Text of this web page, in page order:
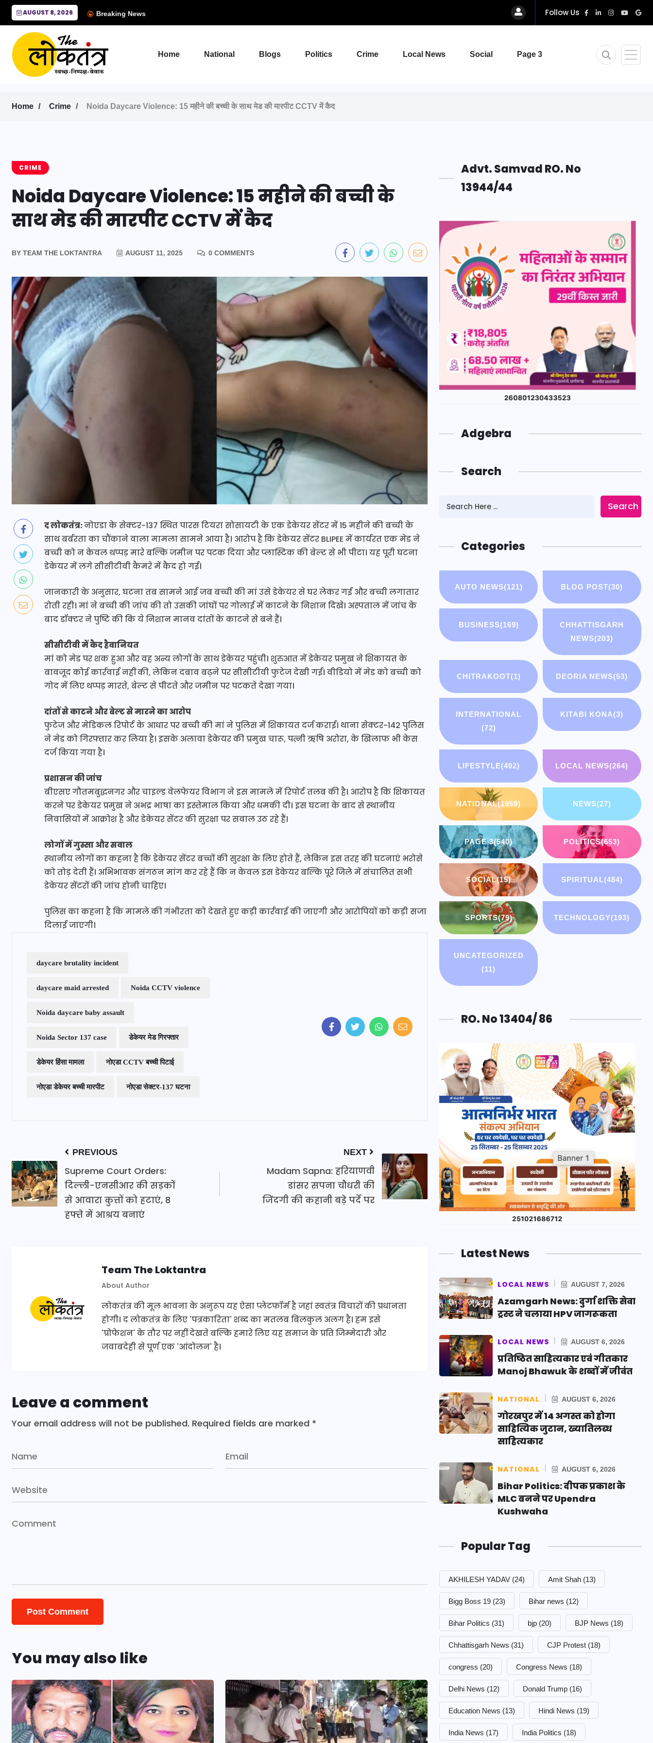
AUGUST 8, 2026 Breaking News Follow Us
Home National Blogs Politics Crime Local News Social Page 3
Home Crime Noida Daycare Violence: 15 महीने की बच्ची के साथ मेड की मारपीट CCTV में कैद
CRIME
Noida Daycare Violence: 15 महीने की बच्ची के
साथ मेड की मारपीट CCTV में कैद
BY TEAM THE LOKTANTRA AUGUST 11, 2025 0 COMMENTS
द लोकतंत्र:नोएडा के सेक्टर-137 स्थित पारस टियरा सोसायटी के एक डेकेयर सेंटर में 15 महीने की बच्ची के
साथ बर्बरता का चौंकाने वाला मामला सामने आया है। आरोप है कि डेकेयर सेंटर BLIPEE में कार्यरत एक मेड ने
बच्ची को न केवल थप्पड़ मारे बल्कि जमीन पर पटक दिया और प्लास्टिक की बेल्ट से भी पीटा। यह पूरी घटना
डेकेयर में लगे सीसीटीवी कैमरे में कैद हो गई।
जानकारी के अनुसार, घटना तब सामने आई जब बच्ची की मां उसे डेकेयर से घर लेकर गई और बच्ची लगातार
रोती रही। मां ने बच्ची की जांच की तो उसकी जांघों पर गोलाई में काटने के निशान दिखे। अस्पताल में जांच के
बाद डॉक्टर ने पुष्टि की कि ये निशान मानव दांतों के काटने से बने हैं।
सीसीटीवी में कैद हैवानियत
मां को मेड पर शक हुआ और वह अन्य लोगों के साथ डेकेयर पहुंची। शुरुआत में डेकेयर प्रमुख ने शिकायत के
बावजूद कोई कार्रवाई नहीं की, लेकिन दबाव बढ़ने पर सीसीटीवी फुटेज देखी गई। वीडियो में मेड को बच्ची को
गोद में लिए थप्पड़ मारते, बेल्ट से पीटते और जमीन पर पटकते देखा गया।
दांतों से काटने और बेल्ट से मारने का आरोप
फुटेज और मेडिकल रिपोर्ट के आधार पर बच्ची की मां ने पुलिस में शिकायत दर्ज कराई। थाना सेक्टर-142 पुलिस
ने मेड को गिरफ्तार कर लिया है। इसके अलावा डेकेयर की प्रमुख चारू, पत्नी ऋषि अरोरा, के खिलाफ भी केस
दर्ज किया गया है।
प्रशासन की जांच
बीएसए गौतमबुद्धनगर और चाइल्ड वेलफेयर विभाग ने इस मामले में रिपोर्ट तलब की है। आरोप है कि शिकायत
करने पर डेकेयर प्रमुख ने अभद्र भाषा का इस्तेमाल किया और धमकी दी। इस घटना के बाद से स्थानीय
निवासियों में आक्रोश है और डेकेयर सेंटर की सुरक्षा पर सवाल उठ रहे हैं।
लोगों में गुस्सा और सवाल
स्थानीय लोगों का कहना है कि डेकेयर सेंटर बच्चों की सुरक्षा के लिए होते हैं, लेकिन इस तरह की घटनाएं भरोसे
को तोड़ देती हैं। अभिभावक संगठन मांग कर रहे हैं कि न केवल इस डेकेयर बल्कि पूरे जिले में संचालित सभी
डेकेयर सेंटरों की जांच होनी चाहिए।
पुलिस का कहना है कि मामले की गंभीरता को देखते हुए कड़ी कार्रवाई की जाएगी और आरोपियों को कड़ी सजा
दिलाई जाएगी।
daycare brutality incident
daycare maid arrested Noida CCTV violence
Noida daycare baby assault
Noida Sector 137 case डेकेयर मेड गिरफ्तार
डेकेयर हिंसा मामला नोएडा CCTV बच्ची पिटाई
नोएडा डेकेयर बच्ची मारपीट नोएडा सेक्टर-137 घटना
PREVIOUS
Supreme Court Orders:
दिल्ली-एनसीआर की सड़कों
से आवारा कुत्तों को हटाएं, 8
हफ्ते में आश्रय बनाएं
NEXT
Madam Sapna: हरियाणवी
डांसर सपना चौधरी की
जिंदगी की कहानी बड़े पर्दे पर
Team The Loktantra
About Author
लोकतंत्र की मूल भावना के अनुरूप यह ऐसा प्लेटफॉर्म है जहां स्वतंत्र विचारों की प्रधानता
होगी। द लोकतंत्र के लिए 'पत्रकारिता' शब्द का मतलब बिलकुल अलग है। हम इसे
'प्रोफेशन' के तौर पर नहीं देखते बल्कि हमारे लिए यह समाज के प्रति जिम्मेदारी और
जवाबदेही से पूर्ण एक 'आंदोलन' है।
Leave a comment
Your email address will not be published. Required fields are marked *
You may also like
Advt. Samvad RO. No
13944/44
Adgebra
Search
Search
Categories
AUTO NEWS(121) BLOG POST(30)
BUSINESS(169)
CHHATTISGARH
NEWS(203)
CHITRAKOOT(1) DEORIA NEWS(53)
INTERNATIONAL
(72)
KITABI KONA(3)
LIFESTYLE(492) LOCAL NEWS(264)
NATIONAL(1959) NEWS(27)
PAGE 3(540) POLITICS(653)
SOCIAL(15) SPIRITUAL(484)
SPORTS(79) TECHNOLOGY(193)
UNCATEGORIZED
(11)
RO. No 13404/ 86
Latest News
LOCAL NEWS AUGUST 7, 2026
Azamgarh News: दुर्गा शक्ति सेवा
ट्रस्ट ने चलाया HPV जागरूकता
LOCAL NEWS AUGUST 6, 2026
प्रतिष्ठित साहित्यकार एवं गीतकार
Manoj Bhawuk के शब्दों में जीवंत
NATIONAL AUGUST 6, 2026
गोरखपुर में 14 अगस्त को होगा
साहित्यिक जुटान, ख्यातिलब्ध
साहित्यकार
NATIONAL AUGUST 6, 2026
Bihar Politics: दीपक प्रकाश के
MLC बनने पर Upendra
Kushwaha
Popular Tag
AKHILESH YADAV (24) Amit Shah (13)
Bigg Boss 19 (23) Bihar news (12)
Bihar Politics (31) bjp (20) BJP News (18)
Chhattisgarh News (31) CJP Protest (18)
congress (20) Congress News (18)
Delhi News (12) Donald Trump (16)
Education News (13) Hindi News (19)
India News (17) India Politics (18)